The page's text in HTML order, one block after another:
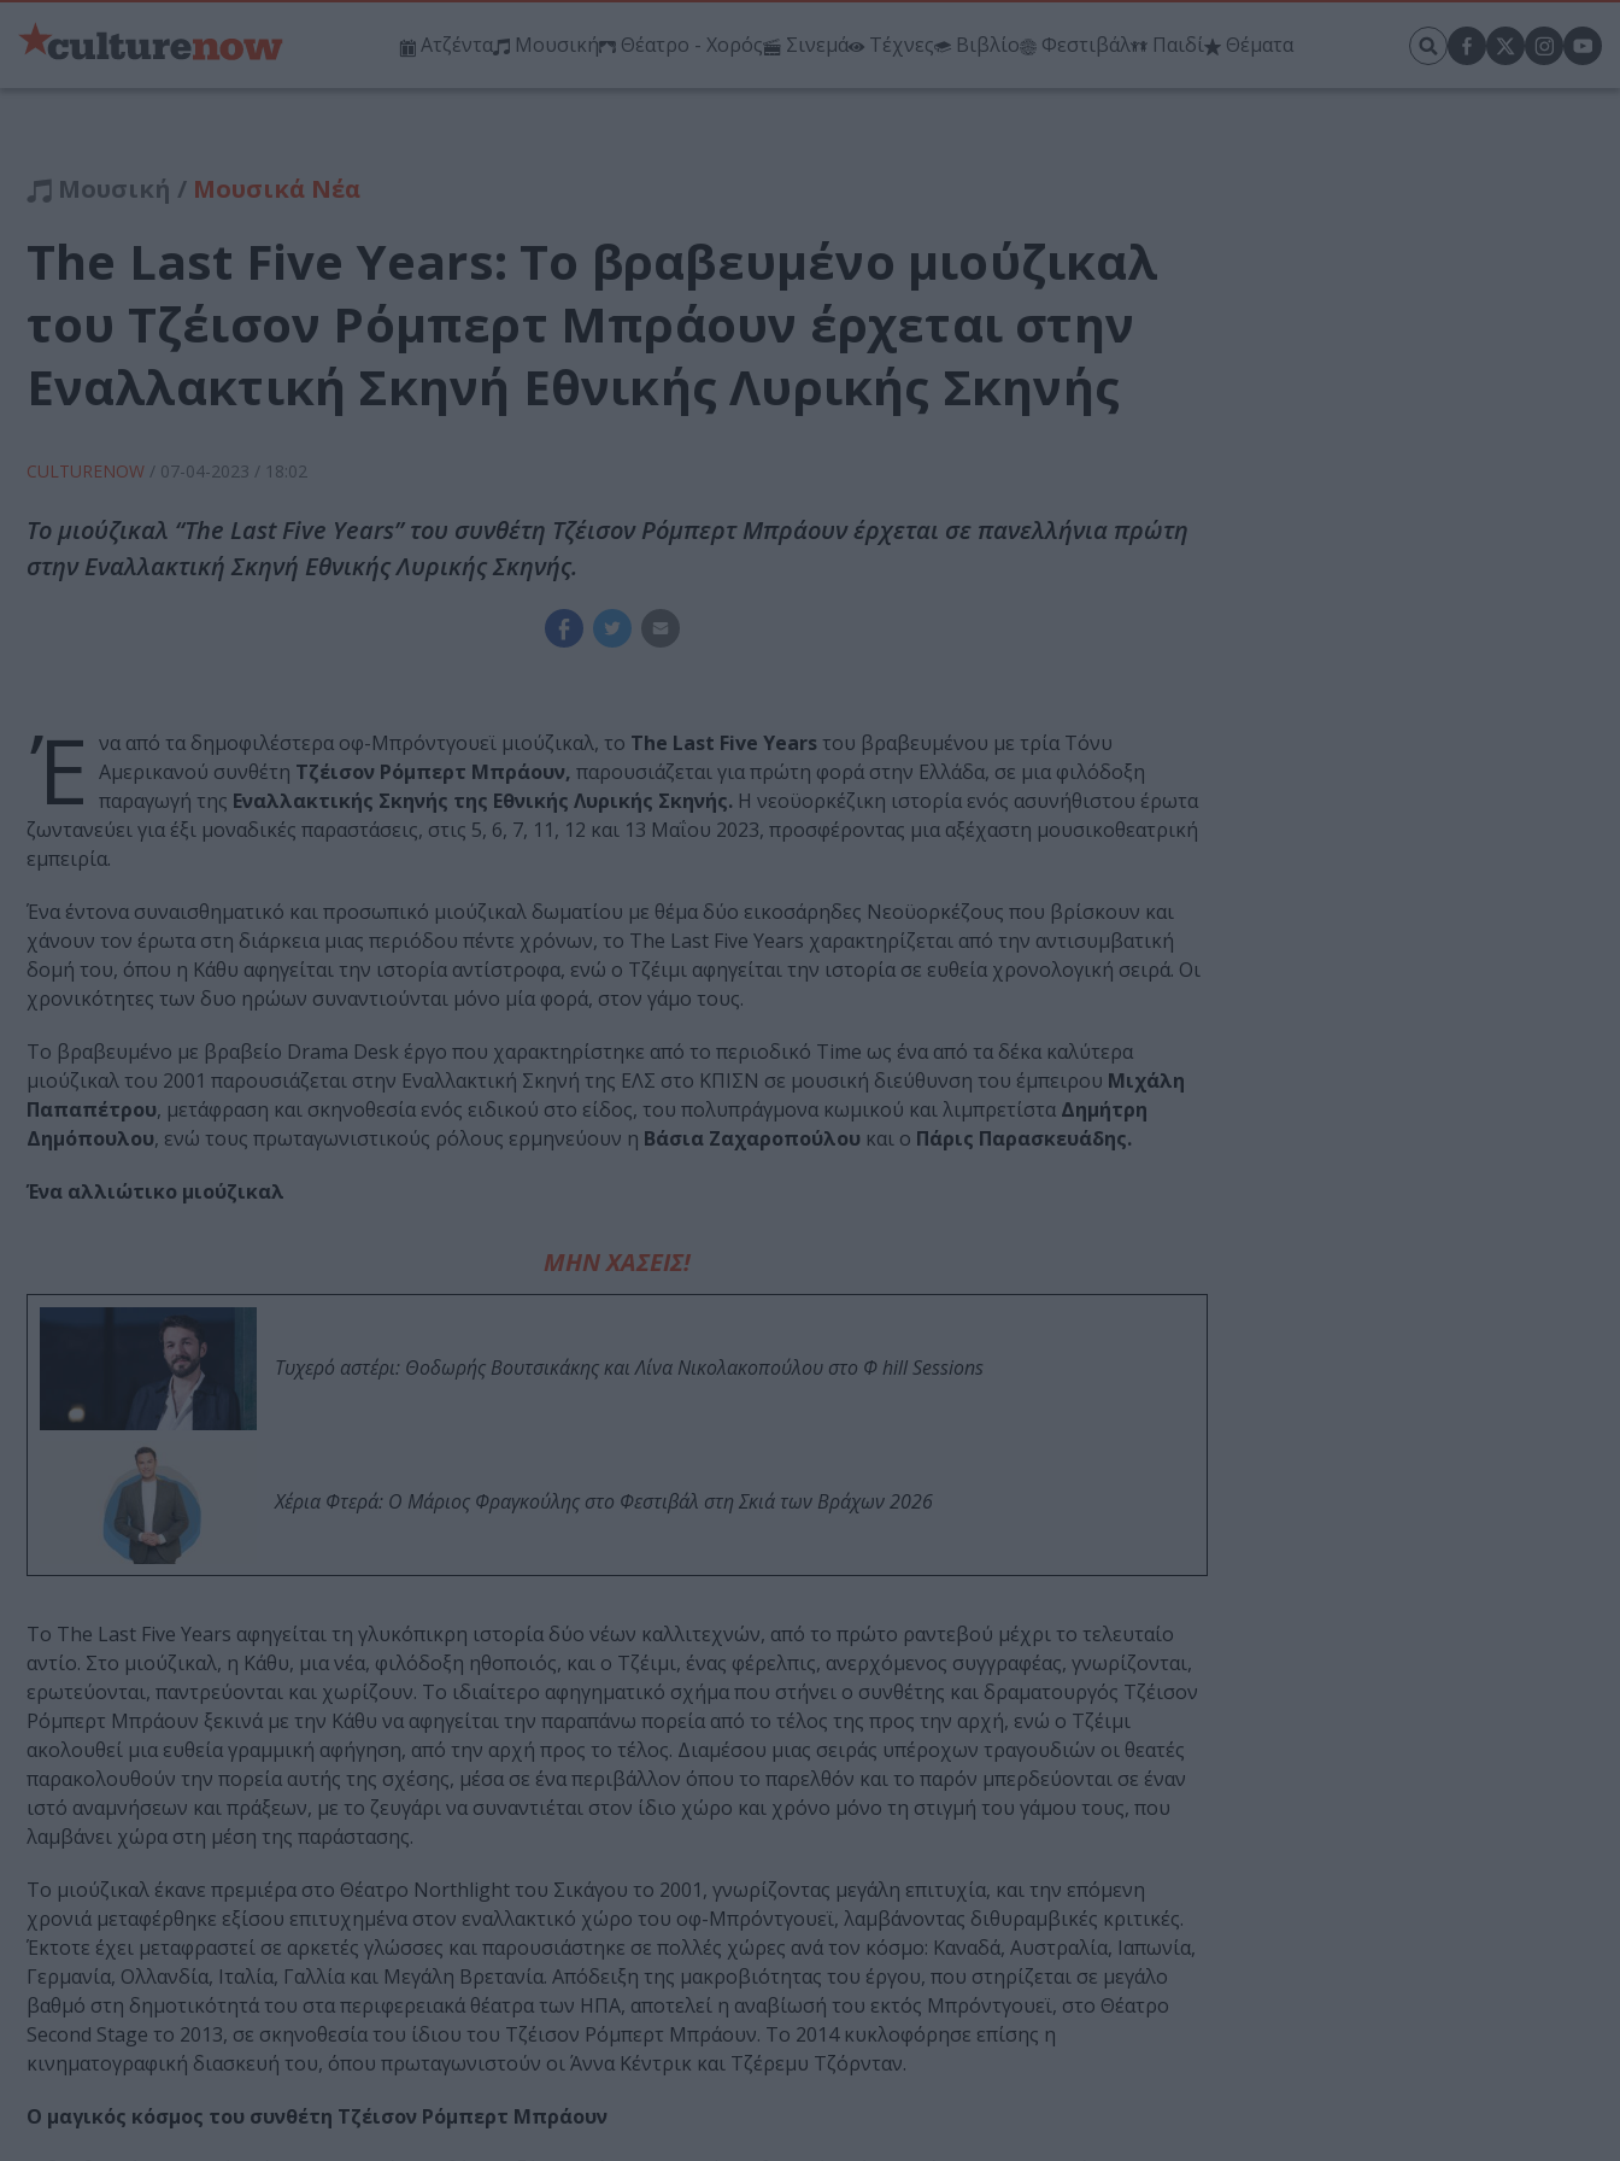
Ατζέντα Μουσική Θέατρο - Χορός Σινεμά Τέχνες Βιβλίο Φεστιβάλ Παιδί Θέματα
Μουσική / Μουσικά Νέα
The Last Five Years: Το βραβευμένο μιούζικαλ
του Τζέισον Ρόμπερτ Μπράουν έρχεται στην
Εναλλακτική Σκηνή Εθνικής Λυρικής Σκηνής
CULTURENOW / 07-04-2023 / 18:02
Το μιούζικαλ “The Last Five Years” του συνθέτη Τζέισον Ρόμπερτ Μπράουν έρχεται σε πανελλήνια πρώτη
στην Εναλλακτική Σκηνή Εθνικής Λυρικής Σκηνής.
Έ να από τα δημοφιλέστερα οφ-Μπρόντγουεϊ μιούζικαλ, το The Last Five Years του βραβευμένου με τρία Τόνυ
Αμερικανού συνθέτη Τζέισον Ρόμπερτ Μπράουν, παρουσιάζεται για πρώτη φορά στην Ελλάδα, σε μια φιλόδοξη
παραγωγή της Εναλλακτικής Σκηνής της Εθνικής Λυρικής Σκηνής. Η νεοϋορκέζικη ιστορία ενός ασυνήθιστου έρωτα
ζωντανεύει για έξι μοναδικές παραστάσεις, στις 5, 6, 7, 11, 12 και 13 Μαΐου 2023, προσφέροντας μια αξέχαστη μουσικοθεατρική
εμπειρία.
Ένα έντονα συναισθηματικό και προσωπικό μιούζικαλ δωματίου με θέμα δύο εικοσάρηδες Νεοϋορκέζους που βρίσκουν και
χάνουν τον έρωτα στη διάρκεια μιας περιόδου πέντε χρόνων, το The Last Five Years χαρακτηρίζεται από την αντισυμβατική
δομή του, όπου η Κάθυ αφηγείται την ιστορία αντίστροφα, ενώ ο Τζέιμι αφηγείται την ιστορία σε ευθεία χρονολογική σειρά. Οι
χρονικότητες των δυο ηρώων συναντιούνται μόνο μία φορά, στον γάμο τους.
Το βραβευμένο με βραβείο Drama Desk έργο που χαρακτηρίστηκε από το περιοδικό Time ως ένα από τα δέκα καλύτερα
μιούζικαλ του 2001 παρουσιάζεται στην Εναλλακτική Σκηνή της ΕΛΣ στο ΚΠΙΣΝ σε μουσική διεύθυνση του έμπειρου Μιχάλη
Παπαπέτρου, μετάφραση και σκηνοθεσία ενός ειδικού στο είδος, του πολυπράγμονα κωμικού και λιμπρετίστα Δημήτρη
Δημόπουλου, ενώ τους πρωταγωνιστικούς ρόλους ερμηνεύουν η Βάσια Ζαχαροπούλου και ο Πάρις Παρασκευάδης.
Ένα αλλιώτικο μιούζικαλ
ΜΗΝ ΧΑΣΕΙΣ!
Τυχερό αστέρι: Θοδωρής Βουτσικάκης και Λίνα Νικολακοπούλου στο Φ hill Sessions
Χέρια Φτερά: Ο Μάριος Φραγκούλης στο Φεστιβάλ στη Σκιά των Βράχων 2026
To The Last Five Years αφηγείται τη γλυκόπικρη ιστορία δύο νέων καλλιτεχνών, από το πρώτο ραντεβού μέχρι το τελευταίο
αντίο. Στο μιούζικαλ, η Κάθυ, μια νέα, φιλόδοξη ηθοποιός, και ο Τζέιμι, ένας φέρελπις, ανερχόμενος συγγραφέας, γνωρίζονται,
ερωτεύονται, παντρεύονται και χωρίζουν. Το ιδιαίτερο αφηγηματικό σχήμα που στήνει ο συνθέτης και δραματουργός Τζέισον
Ρόμπερτ Μπράουν ξεκινά με την Κάθυ να αφηγείται την παραπάνω πορεία από το τέλος της προς την αρχή, ενώ ο Τζέιμι
ακολουθεί μια ευθεία γραμμική αφήγηση, από την αρχή προς το τέλος. Διαμέσου μιας σειράς υπέροχων τραγουδιών οι θεατές
παρακολουθούν την πορεία αυτής της σχέσης, μέσα σε ένα περιβάλλον όπου το παρελθόν και το παρόν μπερδεύονται σε έναν
ιστό αναμνήσεων και πράξεων, με το ζευγάρι να συναντιέται στον ίδιο χώρο και χρόνο μόνο τη στιγμή του γάμου τους, που
λαμβάνει χώρα στη μέση της παράστασης.
Το μιούζικαλ έκανε πρεμιέρα στο Θέατρο Northlight του Σικάγου το 2001, γνωρίζοντας μεγάλη επιτυχία, και την επόμενη
χρονιά μεταφέρθηκε εξίσου επιτυχημένα στον εναλλακτικό χώρο του οφ-Μπρόντγουεϊ, λαμβάνοντας διθυραμβικές κριτικές.
Έκτοτε έχει μεταφραστεί σε αρκετές γλώσσες και παρουσιάστηκε σε πολλές χώρες ανά τον κόσμο: Καναδά, Αυστραλία, Ιαπωνία,
Γερμανία, Ολλανδία, Ιταλία, Γαλλία και Μεγάλη Βρετανία. Απόδειξη της μακροβιότητας του έργου, που στηρίζεται σε μεγάλο
βαθμό στη δημοτικότητά του στα περιφερειακά θέατρα των ΗΠΑ, αποτελεί η αναβίωσή του εκτός Μπρόντγουεϊ, στο Θέατρο
Second Stage το 2013, σε σκηνοθεσία του ίδιου του Τζέισον Ρόμπερτ Μπράουν. Το 2014 κυκλοφόρησε επίσης η
κινηματογραφική διασκευή του, όπου πρωταγωνιστούν οι Άννα Κέντρικ και Τζέρεμυ Τζόρνταν.
Ο μαγικός κόσμος του συνθέτη Τζέισον Ρόμπερτ Μπράουν